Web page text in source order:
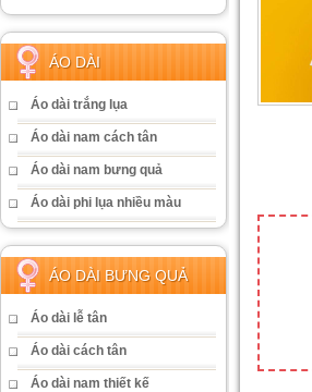
ÁO DÀI
Áo dài trắng lụa
Áo dài nam cách tân
Áo dài nam bưng quả
Áo dài phi lụa nhiều màu
ÁO DÀI BƯNG QUẢ
Áo dài lễ tân
Áo dài cách tân
Áo dài nam thiết kế